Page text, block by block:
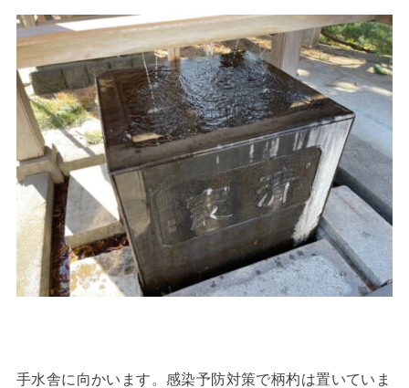
手水舎に向かいます。感染予防対策で柄杓は置いていま